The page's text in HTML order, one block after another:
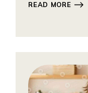
READ MORE